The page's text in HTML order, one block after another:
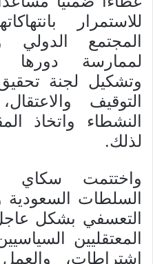
للاستمرار
المجتمع الدولي
لممارسة دورها
وتشكيل لجنة
التوقيف
النشطاء واتخاذ
لذلك.
واختتمت سكاي
السلطات السعودية
التعسفي بشكل
المعتقليين
اشتراطات،